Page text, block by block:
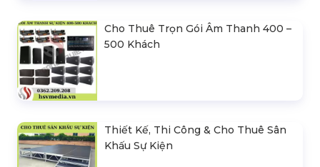
Cho Thuê Trọn Gói Âm Thanh 400 –
500 Khách
Thiết Kế, Thi Công & Cho Thuê Sân
Khấu Sự Kiện